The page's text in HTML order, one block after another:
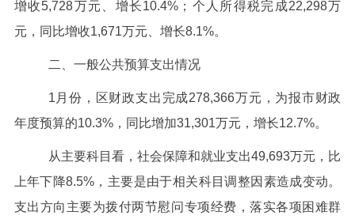
增收5,728万元、增长10.4%；个人所得税完成22,298万
元，同比增收1,671万元、增长8.1%。
二、一般公共预算支出情况
1 月份，区财政支出完成278,366万元，为报市财政
年度预算的10.3%，同比增加31,301万元，增长12.7%。
从主要科目看，社会保障和就业支出49,693万元，比
上年下降8.5%，主要是由于相关科目调整因素造成变动。
支出方向主要为拨付两节慰问专项经费，落实各项困难群